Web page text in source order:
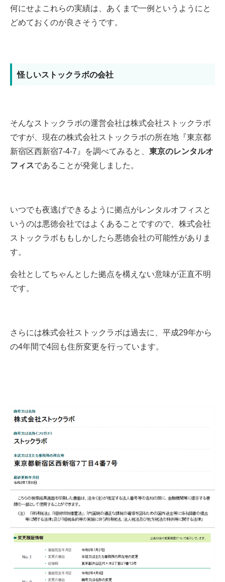
何にせよこれらの実績は、あくまで一例というようにと
どめておくのが良さそうです。
怪しいストックラボの会社
そんなストックラボの運営会社は株式会社ストックラボ
ですが、現在の株式会社ストックラボの所在地『東京都
新宿区西新宿7-4-7』を調べてみると、 東京のレンタルオ
フィスであることが発覚しました。
いつでも夜逃げできるように拠点がレンタルオフィスと
いうのは悪徳会社ではよくあることですので、株式会社
ストックラボももしかしたら悪徳会社の可能性がありま
す。
会社としてちゃんとした拠点を構えない意味が正直不明
です。
さらには株式会社ストックラボは過去に、平成29年から
の4年間で4回も住所変更を行っています。